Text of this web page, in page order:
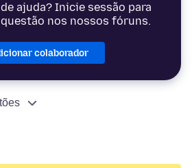
ajuda? Inicie sessão para
nos nossos fóruns.
colaborador